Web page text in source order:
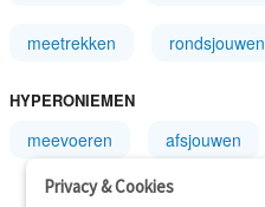
meetrekken rondsjouwen
HYPERONIEMEN
meevoeren afsjouwen
Privacy & Cookies